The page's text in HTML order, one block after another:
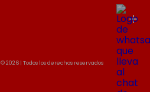
© 2026 | Todos los derechos reservados